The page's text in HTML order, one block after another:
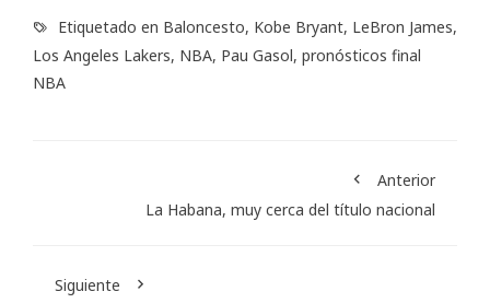
Etiquetado en Baloncesto, Kobe Bryant, LeBron James,
Los Angeles Lakers, NBA, Pau Gasol, pronósticos final
NBA
Anterior
La Habana, muy cerca del título nacional
Siguiente